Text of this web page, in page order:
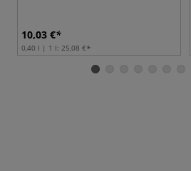
10,03 €
0,40 l | 1 l: 25,08 €